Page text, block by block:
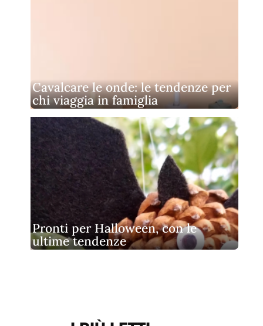
Cavalcare le onde: le tendenze per
chi viaggia in famiglia
Pronti per Halloween, con le
ultime tendenze